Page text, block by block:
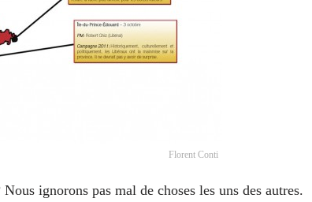
Florent Conti
ignorons pas mal de choses les uns des autres.